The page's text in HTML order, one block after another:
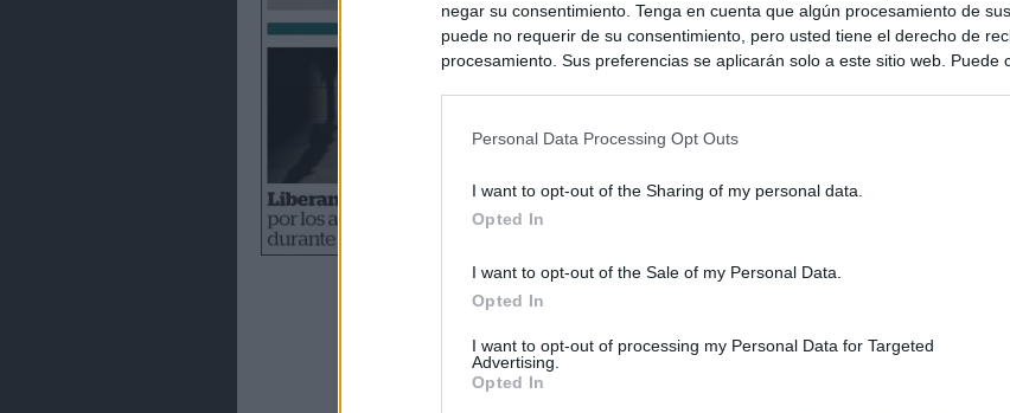
negar su consentimiento. Tenga en cuenta que algún procesamiento de
puede no requerir de su consentimiento, pero usted tiene el derecho de
procesamiento. Sus preferencias se aplicarán solo a este sitio web. Puede
Personal Data Processing Opt Outs
I want to opt-out of the Sharing of my personal data.
Opted In
I want to opt-out of the Sale of my Personal Data.
Opted In
I want to opt-out of processing my Personal Data for Targeted
Advertising.
Opted In